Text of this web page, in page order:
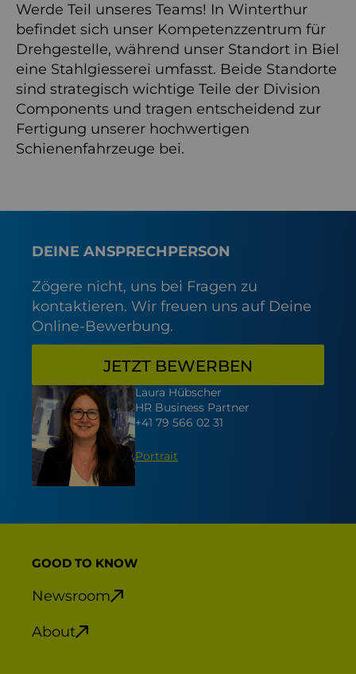
Werde Teil unseres Teams! In Winterthur
befindet sich unser Kompetenzzentrum für
Drehgestelle, während unser Standort in Biel
eine Stahlgiesserei umfasst. Beide Standorte
sind strategisch wichtige Teile der Division
Components und tragen entscheidend zur
Fertigung unserer hochwertigen
Schienenfahrzeuge bei.
DEINE ANSPRECHPERSON
Zögere nicht, uns bei Fragen zu
kontaktieren. Wir freuen uns auf Deine
Online-Bewerbung.
JETZT BEWERBEN
Laura Hübscher
HR Business Partner
+41 79 566 02 31
Portrait
GOOD TO KNOW
Newsroom
About